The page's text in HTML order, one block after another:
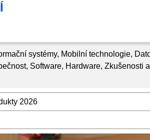
systémy, Mobilní technologie,
, Software, Hardware, Zkušenosti
2026